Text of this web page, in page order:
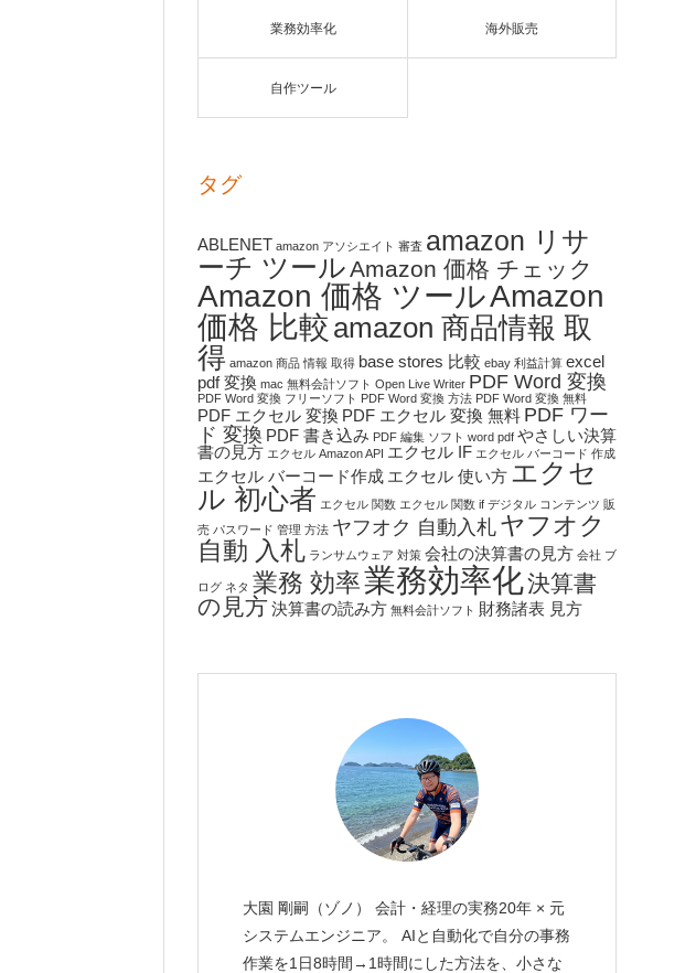
業務効率化 海外販売
自作ツール
タグ
ABLENET amazon アソシエイト 審査 amazon リサ
ーチ ツールAmazon 価格 チェック
Amazon 価格 ツールAmazon
価格 比較 amazon 商品情報 取
得 amazon 商品 情報 取得 base stores 比較 ebay 利益計算 excel
pdf 変換 mac 無料会計ソフト Open Live Writer PDF Word 変換
PDF Word 変換 フリーソフト PDF Word 変換 方法 PDF Word 変換 無料
PDF エクセル 変換 PDF エクセル 変換 無料 PDF ワー
ド 変換 PDF 書き込み PDF 編集 ソフト word pdf やさしい決算
書の見方 エクセル Amazon API エクセル IF エクセル バーコード 作成
エクセル バーコード作成 エクセル 使い方 エクセ
ル 初心者 エクセル 関数 エクセル 関数 if デジタル コンテンツ 販
売 パスワード 管理 方法 ヤフオク 自動入札 ヤフオク
自動 入札 ランサムウェア 対策 会社の決算書の見方 会社 ブ
ログ ネタ 業務 効率業務効率化決算書
の見方決算書の読み方 無料会計ソフト 財務諸表 見方
大園 剛嗣（ゾノ） 会計・経理の実務20年 × 元
システムエンジニア。 AIと自動化で自分の事務
作業を1日8時間→1時間にした方法を、小さな